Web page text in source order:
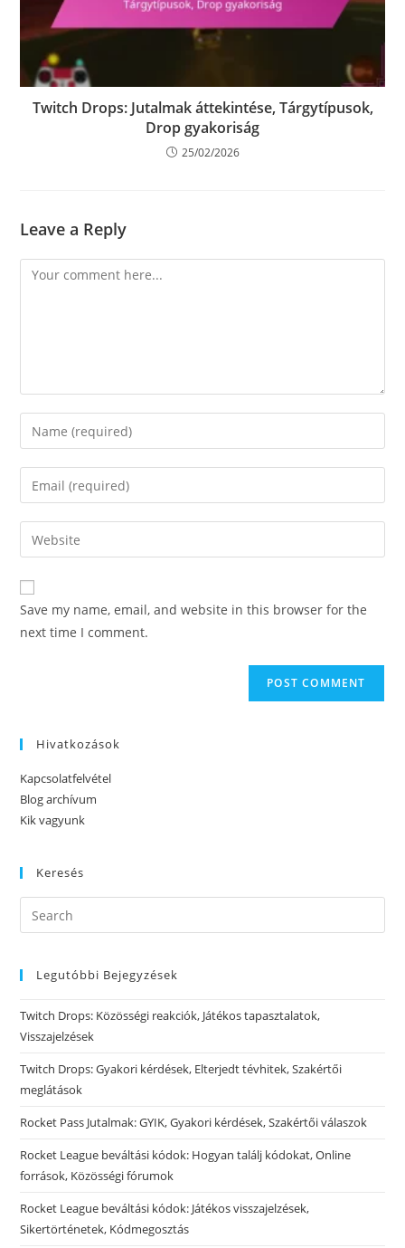
Twitch Drops: Jutalmak áttekintése, Tárgytípusok,
Drop gyakoriság
25/02/2026
Leave a Reply
Comment
Enter
your
name
comment
Enter
your
email
address
comment
Enter
your
website
URL
(optional)
Save my name, email, and website in this browser for the
next time I comment.
Hivatkozások
Kapcsolatfelvétel
Blog archívum
Kik vagyunk
Keresés
Legutóbbi Bejegyzések
Twitch Drops: Közösségi reakciók, Játékos tapasztalatok,
Visszajelzések
Twitch Drops: Gyakori kérdések, Elterjedt tévhitek, Szakértői
meglátások
Rocket Pass Jutalmak: GYIK, Gyakori kérdések, Szakértői válaszok
Rocket League beváltási kódok: Hogyan találj kódokat, Online
források, Közösségi fórumok
Rocket League beváltási kódok: Játékos visszajelzések,
Sikertörténetek, Kódmegosztás